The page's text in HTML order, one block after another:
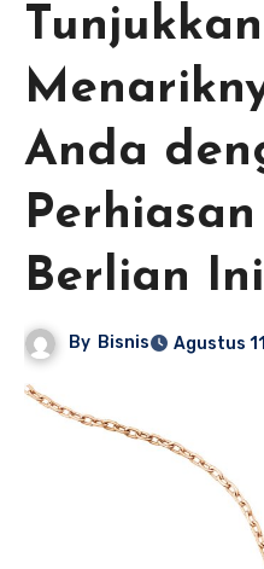
Tunjukkan
Anda
Berlian
By Bisnis Agustus